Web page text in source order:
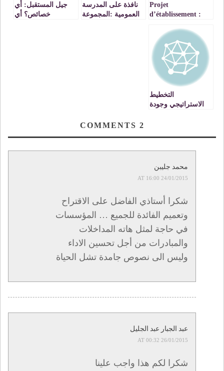
Projet
d’établissement :
mise en œuvre -1-
نافذة على المدرسة
العمومية :المجموعة
جيل المستقبل: أي
خصائص؟ أي
التخطيط
الاستراتيجي وجودة
لدى منظمة
2
محمد جليبن
24/01/2015 AT 16:00
شكرا أستاذي الفاضل على الاقتراح
وتعميم الفائدة للجميع … المؤسسات
في حاجة لمثل هاته المداخلات
والمبادرات من أجل تحسين الاداء
وليس الى نصوص جامدة تشل الحياة
عبد الجبار عبد الجليل
26/01/2015 AT 00:32
شكرا لكم هذا واجب علينا